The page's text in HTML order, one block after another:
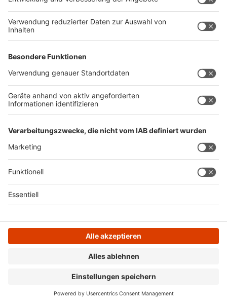
Kreis Wesel
Anzeige
Vielfalt an Weihnachtsmärkten riesig. Zwischen Burg,
ab Mitte November geht die Saison los. Egal ob in
Alpen, Dinslaken, Kamp-Lintfort, Moers, Neukirchen-
Vluyn oder Voerde. Auch ein Blick in die Stadtteile und
ebenfalls ein.
Weitere Infos
Anzeige
Autor: Joachim Schultheis